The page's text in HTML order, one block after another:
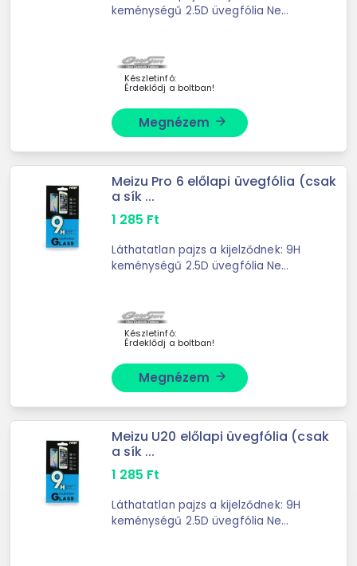
keménységű 2.5D üvegfólia Ne
üvegfólia észrevétlenül simul a
Készletinfó:
Érdeklődj a boltban!
Megnézem arrow_forward
Meizu Pro 6 előlapi üvegfólia (csak
a sík ...
1 285 Ft
Láthatatlan pajzs a kijelződnek: 9H
keménységű 2.5D üvegfólia Ne
üvegfólia észrevétlenül simul a
Készletinfó:
Érdeklődj a boltban!
Megnézem arrow_forward
Meizu U20 előlapi üvegfólia (csak
a sík ...
1 285 Ft
Láthatatlan pajzs a kijelződnek: 9H
keménységű 2.5D üvegfólia Ne